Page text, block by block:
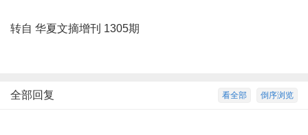
转自 华夏文摘增刊 1305期
倒序浏览
看全部
全部回复